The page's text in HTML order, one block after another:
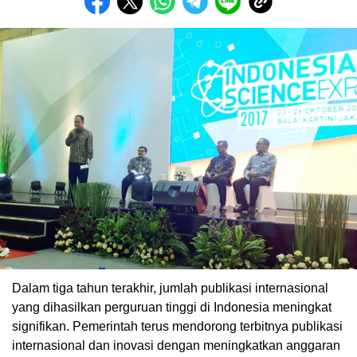
Dalam tiga tahun terakhir, jumlah publikasi internasional
yang dihasilkan perguruan tinggi di Indonesia meningkat
signifikan. Pemerintah terus mendorong terbitnya publikasi
internasional dan inovasi dengan meningkatkan anggaran